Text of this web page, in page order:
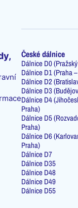
České dálnice
Dálnice D0
Dálnice D1 (Praha
Dálnice D2
Dálnice D3
Dálnice D4
Praha)
Dálnice D5
Praha)
Dálnice D6
Praha)
Dálnice D7
Dálnice D35
Dálnice D48
Dálnice D49
Dálnice D55